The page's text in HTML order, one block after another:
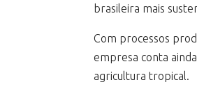
brasileira mais
Com processos
empresa conta
agricultura tropical.